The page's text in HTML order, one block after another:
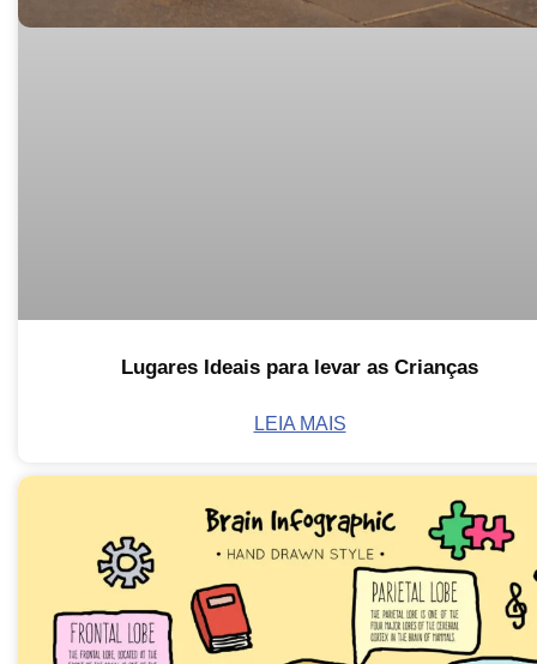
Lugares Ideais para levar as Crianças
LEIA MAIS